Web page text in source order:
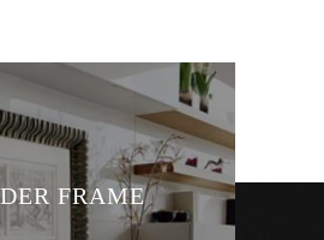
しました。
宜しくお願い致しま
FRAME